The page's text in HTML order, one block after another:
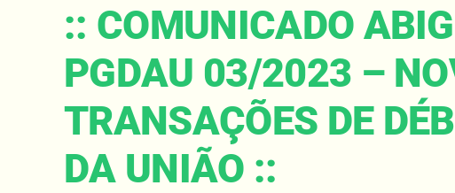
:: COMUNICADO
PGDAU 03/2023 –
TRANSAÇÕES DE
DA UNIÃO ::